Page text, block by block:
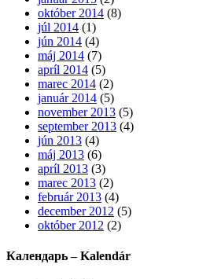
október 2014 (8)
júl 2014 (1)
jún 2014 (4)
máj 2014 (7)
apríl 2014 (5)
marec 2014 (2)
január 2014 (5)
november 2013 (5)
september 2013 (4)
jún 2013 (4)
máj 2013 (6)
apríl 2013 (3)
marec 2013 (2)
február 2013 (4)
december 2012 (5)
október 2012 (2)
Календарь – Kalendár